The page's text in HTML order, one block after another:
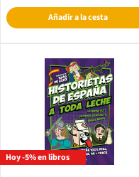
Añadir a la cesta
Hoy -5% en libros